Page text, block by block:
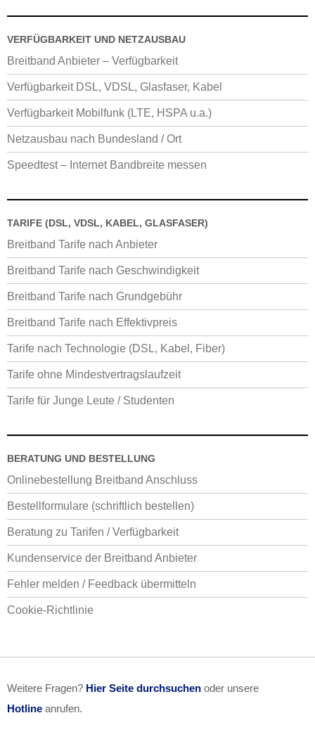
VERFÜGBARKEIT UND NETZAUSBAU
Breitband Anbieter – Verfügbarkeit
Verfügbarkeit DSL, VDSL, Glasfaser, Kabel
Verfügbarkeit Mobilfunk (LTE, HSPA u.a.)
Netzausbau nach Bundesland / Ort
Speedtest – Internet Bandbreite messen
TARIFE (DSL, VDSL, KABEL, GLASFASER)
Breitband Tarife nach Anbieter
Breitband Tarife nach Geschwindigkeit
Breitband Tarife nach Grundgebühr
Breitband Tarife nach Effektivpreis
Tarife nach Technologie (DSL, Kabel, Fiber)
Tarife ohne Mindestvertragslaufzeit
Tarife für Junge Leute / Studenten
BERATUNG UND BESTELLUNG
Onlinebestellung Breitband Anschluss
Bestellformulare (schriftlich bestellen)
Beratung zu Tarifen / Verfügbarkeit
Kundenservice der Breitband Anbieter
Fehler melden / Feedback übermitteln
Cookie-Richtlinie
Weitere Fragen? Hier Seite durchsuchen oder unsere
Hotline anrufen.